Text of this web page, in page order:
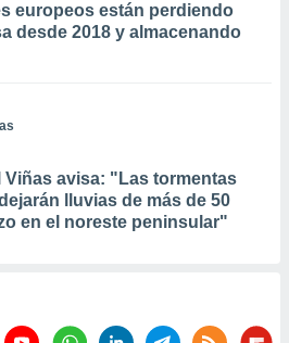
europeos están perdiendo
desde 2018 y almacenando
Viñas avisa: "Las tormentas
lluvias de más de 50
en el noreste peninsular"